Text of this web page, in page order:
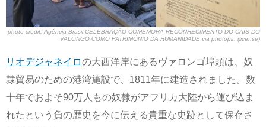
photo credit: Agência BrasilCELEBRAÇÃO COMEMORA RECONHECIMENTO DO CAIS DO
VALONGO COMO PATRIMÔNIO DA HUMANIDADE via photopin (license)
リオデジャネイロの大西洋岸にあるヴァロンゴ埠頭は、奴
隷貿易のための港湾施設で、1811年に建造されました。数
十年でおよそ90万人もの奴隷がアフリカ大陸から運び込ま
れたという負の歴史を今に伝える貴重な史跡として保存さ